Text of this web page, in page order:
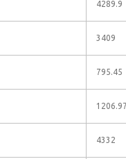
4289.9
3409
795.45
1206.97
4332